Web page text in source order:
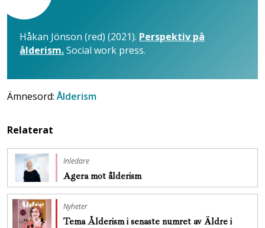
Håkan Jönson (red) (2021). Perspektiv på
ålderism.Social work press.
Ämnesord:Ålderism
Relaterat
Inledare
Agera mot ålderism
Nyheter
Tema Ålderism i senaste numret av Äldre i